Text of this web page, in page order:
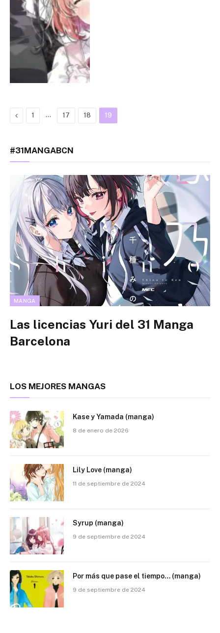
Previous
1 … 17 18 19
#31MANGABCN
MANGA
Las licencias Yuri del 31 Manga
Barcelona
LOS MEJORES MANGAS
Kase y Yamada (manga)
8 de enero de 2026
Lily Love (manga)
11 de septiembre de 2024
Syrup (manga)
9 de septiembre de 2024
Por más que pase el tiempo… (manga)
9 de septiembre de 2024